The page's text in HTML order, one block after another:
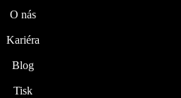
O nás
Kariéra
Blog
Tisk